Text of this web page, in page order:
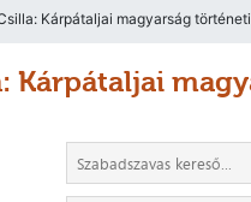
Kárpátaljai magyarság
Kárpátaljai